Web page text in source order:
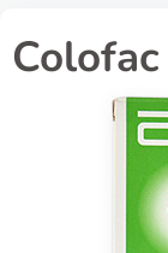
Colofac